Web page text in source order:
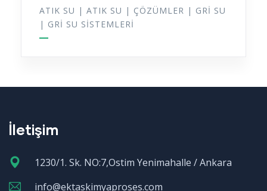
ATIK SU | ATIK SU | ÇÖZÜMLER | GRI SU
| GRI SU SISTEMLERI
İletişim
1230/1. Sk. NO:7,Ostim Yenimahalle / Ankara
info@ektaskimyaproses.com